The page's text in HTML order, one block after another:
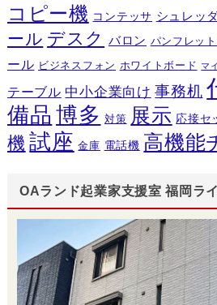
コピー機 コンテッサ シュレッ
ール デスク バロン パンフレッ
ール ビジネスフォン ホワイトボード マ
テーブル 中小企業向け 事務机
備品 博多 対策 展示 応接セ
機 試座 金庫 電話機 高機能
OAランド起業家支援室 福岡ラ